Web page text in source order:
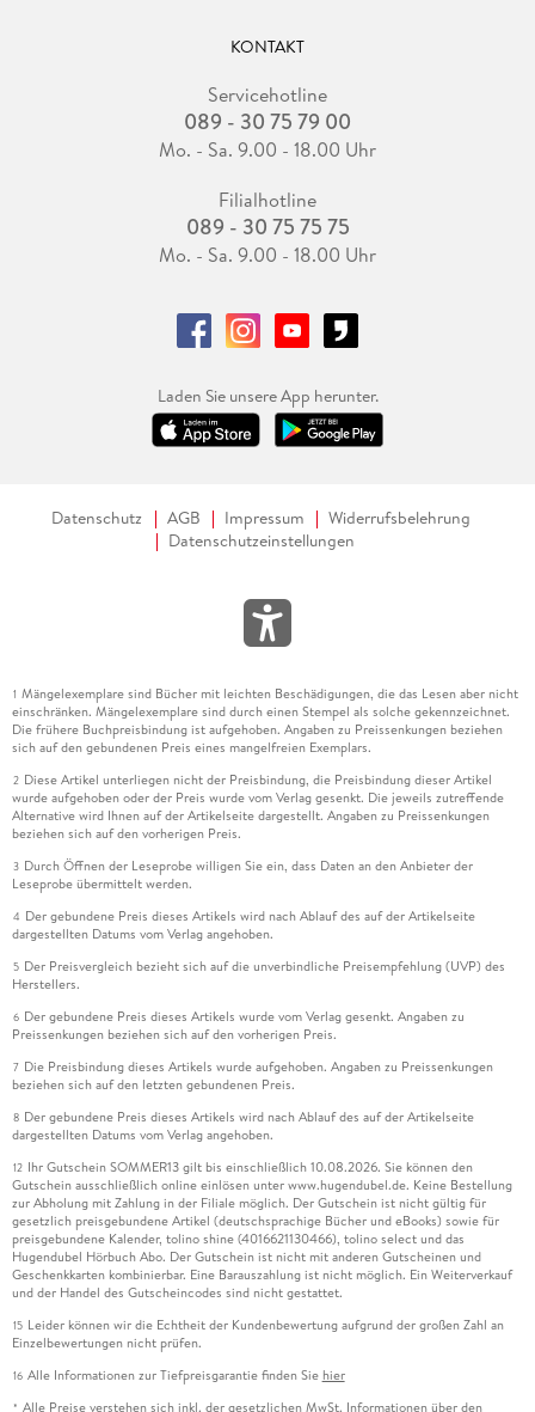
KONTAKT
Servicehotline
089 - 30 75 79 00
Mo. - Sa. 9.00 - 18.00 Uhr
Filialhotline
089 - 30 75 75 75
Mo. - Sa. 9.00 - 18.00 Uhr
Laden Sie unsere App herunter.
Datenschutz AGB Impressum
Widerrufsbelehrung
Datenschutzeinstellungen
1 Mängelexemplare sind Bücher mit leichten Beschädigungen, die das Lesen aber nicht
einschränken. Mängelexemplare sind durch einen Stempel als solche gekennzeichnet.
Die frühere Buchpreisbindung ist aufgehoben. Angaben zu Preissenkungen beziehen
sich auf den gebundenen Preis eines mangelfreien Exemplars.
2 Diese Artikel unterliegen nicht der Preisbindung, die Preisbindung dieser Artikel
wurde aufgehoben oder der Preis wurde vom Verlag gesenkt. Die jeweils zutreffende
Alternative wird Ihnen auf der Artikelseite dargestellt. Angaben zu Preissenkungen
beziehen sich auf den vorherigen Preis.
3 Durch Öffnen der Leseprobe willigen Sie ein, dass Daten an den Anbieter der
Leseprobe übermittelt werden.
4 Der gebundene Preis dieses Artikels wird nach Ablauf des auf der Artikelseite
dargestellten Datums vom Verlag angehoben.
5 Der Preisvergleich bezieht sich auf die unverbindliche Preisempfehlung (UVP) des
Herstellers.
6 Der gebundene Preis dieses Artikels wurde vom Verlag gesenkt. Angaben zu
Preissenkungen beziehen sich auf den vorherigen Preis.
7 Die Preisbindung dieses Artikels wurde aufgehoben. Angaben zu Preissenkungen
beziehen sich auf den letzten gebundenen Preis.
8 Der gebundene Preis dieses Artikels wird nach Ablauf des auf der Artikelseite
dargestellten Datums vom Verlag angehoben.
12 Ihr Gutschein SOMMER13 gilt bis einschließlich 10.08.2026. Sie können den
Gutschein ausschließlich online einlösen unter www.hugendubel.de. Keine Bestellung
zur Abholung mit Zahlung in der Filiale möglich. Der Gutschein ist nicht gültig für
gesetzlich preisgebundene Artikel (deutschsprachige Bücher und eBooks) sowie für
preisgebundene Kalender, tolino shine (4016621130466), tolino select und das
Hugendubel Hörbuch Abo. Der Gutschein ist nicht mit anderen Gutscheinen und
Geschenkkarten kombinierbar. Eine Barauszahlung ist nicht möglich. Ein Weiterverkauf
und der Handel des Gutscheincodes sind nicht gestattet.
15 Leider können wir die Echtheit der Kundenbewertung aufgrund der großen Zahl an
Einzelbewertungen nicht prüfen.
16 Alle Informationen zur Tiefpreisgarantie finden Sie hier
* Alle Preise verstehen sich inkl. der gesetzlichen MwSt. Informationen über den